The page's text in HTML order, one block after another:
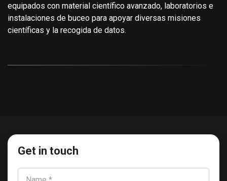
equipados con material científico avanzado, laboratorios e
instalaciones de buceo para apoyar diversas misiones
científicas y la recogida de datos.
Get in touch